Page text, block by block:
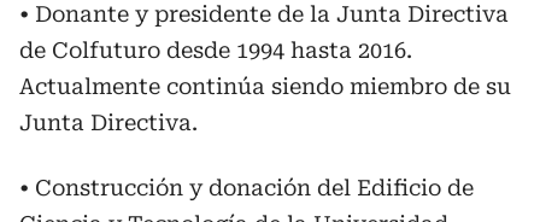
• Donante y presidente de la Junta Directiva
de Colfuturo desde 1994 hasta 2016.
Actualmente continúa siendo miembro de su
Junta Directiva.
• Construcción y donación del Edificio de